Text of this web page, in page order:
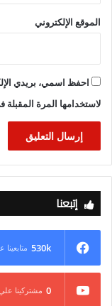
الموقع الإلكتروني
احفظ اسمي، بريدي
لاستخدامها المرة
إتبعنا
530k
0 مشتركينا